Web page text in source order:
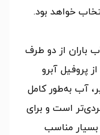
خواهد بود.
باران از دو طرف
پروفیل آبرو
آب به‌طور کامل
است و برای
بسیار مناسب